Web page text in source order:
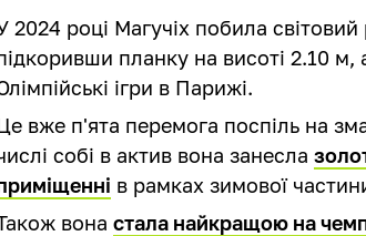
2024 році Магучіх побила
планку на висоті 2.10 м,
ігри в Парижі.
вже п'ята перемога поспіль на
собі в актив вона занесла
в рамках зимової
вонастала найкращою на